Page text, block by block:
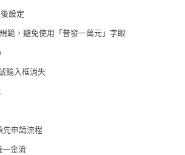
設定
範，避免使用「普發一萬元」字眼
輸入框消失
先申請流程
一金流